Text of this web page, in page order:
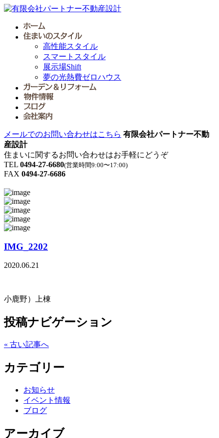
高性能スタイル
スマートスタイル
展示場Shift
夢の光熱費ゼロハウス
メールでのお問い合わせはこちら 有限会社パートナー不動
産設計
住まいに関するお問い合わせはお手軽にどうぞ
TEL 0494-27-6680(営業時間9:00〜17:00)
FAX 0494-27-6686
IMG_2202
2020.06.21
小鹿野）上棟
投稿ナビゲーション
« 古い記事へ
カテゴリー
お知らせ
イベント情報
ブログ
アーカイブ